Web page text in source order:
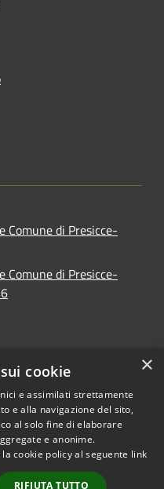
di Presicce-
di Presicce-
Copyright © 2026 • Comune di
byMunicipium Accesso
×
cookie
e assimilati strettamente
e alla navigazione del sito,
al solo fine di elaborare
e anonime.
cookie policy al seguente link
RIFIUTA TUTTO